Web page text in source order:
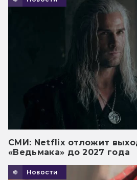
СМИ: Netflix отложит
«Ведьмака» до 2027 года
Новости